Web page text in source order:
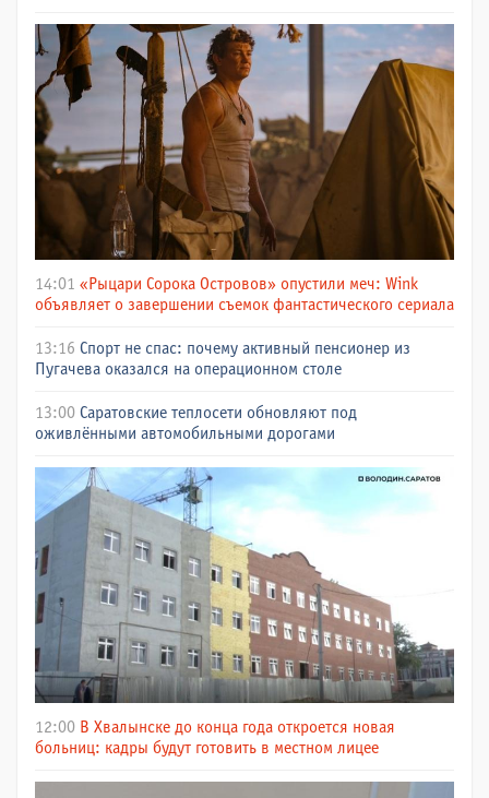
14:01 «Рыцари Сорока Островов» опустили меч: Wink
объявляет о завершении съемок фантастического сериала
13:16 Спорт не спас: почему активный пенсионер из
Пугачева оказался на операционном столе
13:00 Саратовские теплосети обновляют под
оживлёнными автомобильными дорогами
12:00 В Хвалынске до конца года откроется новая
больниц: кадры будут готовить в местном лицее